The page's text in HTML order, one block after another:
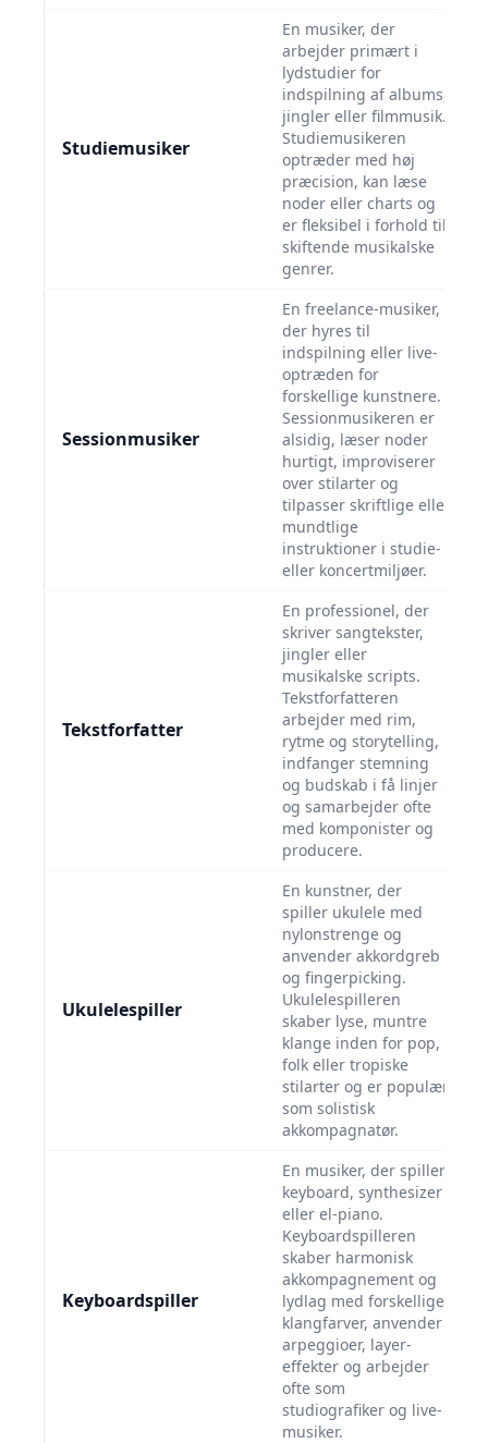
Studiemusiker
En musiker, der
arbejder primært i
lydstudier for
indspilning af albums,
jingler eller filmmusik.
Studiemusikeren
optræder med høj
præcision, kan læse
noder eller charts og
er fleksibel i forhold til
skiftende musikalske
genrer.
Sessionmusiker
En freelance-musiker,
der hyres til
indspilning eller live-
optræden for
forskellige kunstnere.
Sessionmusikeren er
alsidig, læser noder
hurtigt, improviserer
over stilarter og
tilpasser skriftlige eller
mundtlige
instruktioner i studie-
eller koncertmiljøer.
Tekstforfatter
En professionel, der
skriver sangtekster,
jingler eller
musikalske scripts.
Tekstforfatteren
arbejder med rim,
rytme og storytelling,
indfanger stemning
og budskab i få linjer
og samarbejder ofte
med komponister og
producere.
Ukulelespiller
En kunstner, der
spiller ukulele med
nylonstrenge og
anvender akkordgreb
og fingerpicking.
Ukulelespilleren
skaber lyse, muntre
klange inden for pop,
folk eller tropiske
stilarter og er populær
som solistisk
akkompagnatør.
Keyboardspiller
En musiker, der spiller
keyboard, synthesizer
eller el-piano.
Keyboardspilleren
skaber harmonisk
akkompagnement og
lydlag med forskellige
klangfarver, anvender
arpeggioer, layer-
effekter og arbejder
ofte som
studiografiker og live-
musiker.